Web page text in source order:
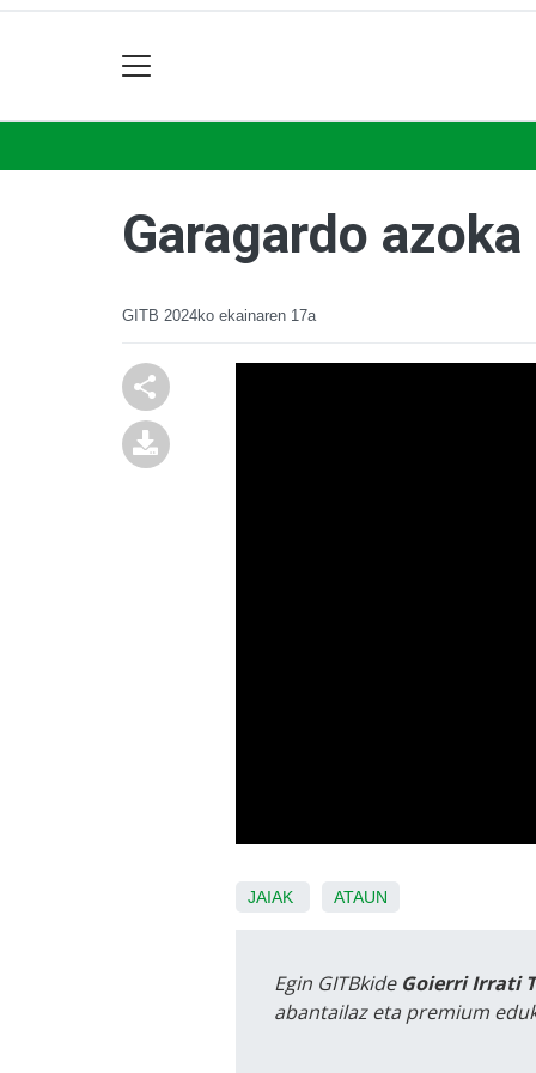
Garagardo
GITB 2024ko ekainaren 17a
JAIAK ATAUN
Egin GITBkide Goierri Irrati
abantailaz eta premium